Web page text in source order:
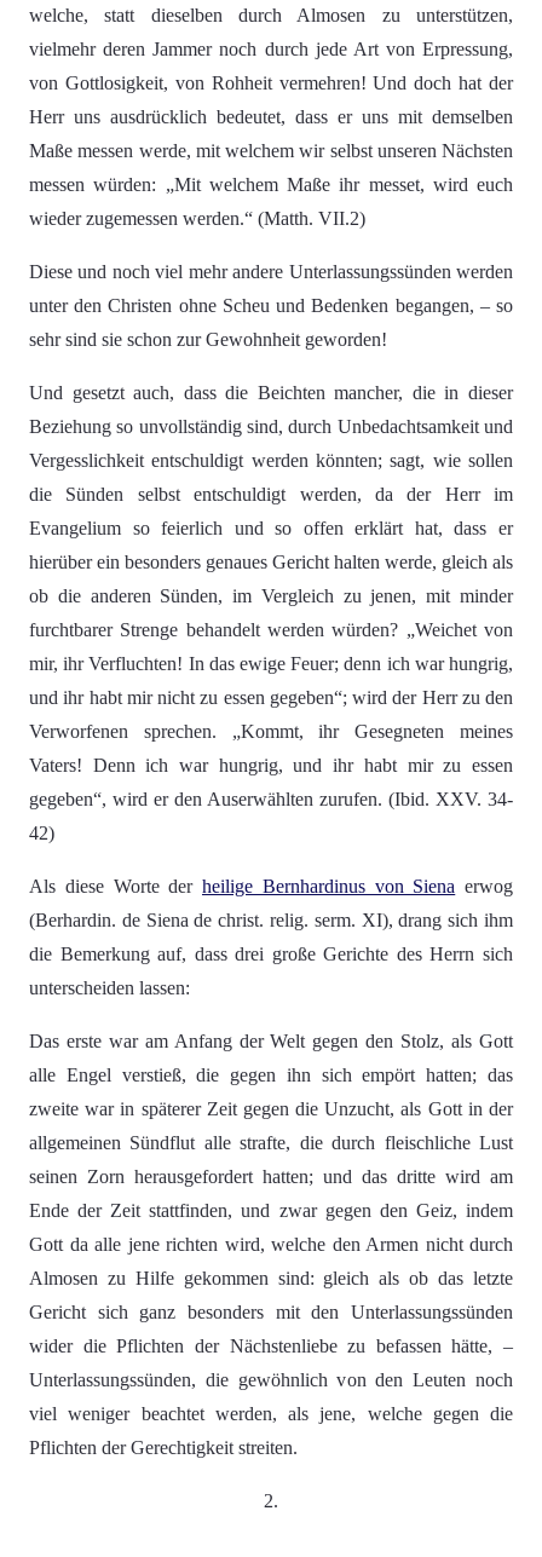
welche, statt dieselben durch Almosen zu unterstützen,
vielmehr deren Jammer noch durch jede Art von Erpressung,
von Gottlosigkeit, von Rohheit vermehren! Und doch hat der
Herr uns ausdrücklich bedeutet, dass er uns mit demselben
Maße messen werde, mit welchem wir selbst unseren Nächsten
messen würden: „Mit welchem Maße ihr messet, wird euch
wieder zugemessen werden.“ (Matth. VII.2)
Diese und noch viel mehr andere Unterlassungssünden werden
unter den Christen ohne Scheu und Bedenken begangen, – so
sehr sind sie schon zur Gewohnheit geworden!
Und gesetzt auch, dass die Beichten mancher, die in dieser
Beziehung so unvollständig sind, durch Unbedachtsamkeit und
Vergesslichkeit entschuldigt werden könnten; sagt, wie sollen
die Sünden selbst entschuldigt werden, da der Herr im
Evangelium so feierlich und so offen erklärt hat, dass er
hierüber ein besonders genaues Gericht halten werde, gleich als
ob die anderen Sünden, im Vergleich zu jenen, mit minder
furchtbarer Strenge behandelt werden würden? „Weichet von
mir, ihr Verfluchten! In das ewige Feuer; denn ich war hungrig,
und ihr habt mir nicht zu essen gegeben“; wird der Herr zu den
Verworfenen sprechen. „Kommt, ihr Gesegneten meines
Vaters! Denn ich war hungrig, und ihr habt mir zu essen
gegeben“, wird er den Auserwählten zurufen. (Ibid. XXV. 34-
42)
Als diese Worte der heilige Bernhardinus von Siena erwog
(Berhardin. de Siena de christ. relig. serm. XI), drang sich ihm
die Bemerkung auf, dass drei große Gerichte des Herrn sich
unterscheiden lassen:
Das erste war am Anfang der Welt gegen den Stolz, als Gott
alle Engel verstieß, die gegen ihn sich empört hatten; das
zweite war in späterer Zeit gegen die Unzucht, als Gott in der
allgemeinen Sündflut alle strafte, die durch fleischliche Lust
seinen Zorn herausgefordert hatten; und das dritte wird am
Ende der Zeit stattfinden, und zwar gegen den Geiz, indem
Gott da alle jene richten wird, welche den Armen nicht durch
Almosen zu Hilfe gekommen sind: gleich als ob das letzte
Gericht sich ganz besonders mit den Unterlassungssünden
wider die Pflichten der Nächstenliebe zu befassen hätte, –
Unterlassungssünden, die gewöhnlich von den Leuten noch
viel weniger beachtet werden, als jene, welche gegen die
Pflichten der Gerechtigkeit streiten.
2.